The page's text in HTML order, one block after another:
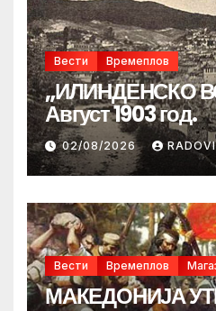
Вести Времеплов
„ИЛИНДЕНСКО
Август 1903 год.
02/08/2026
Вести Времеплов
МАКЕДОНИЈА